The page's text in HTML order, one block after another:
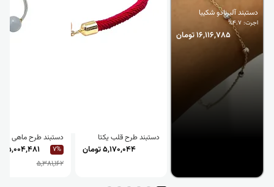
دستبند آلبرنادو شکیبا
اجرت: 4.7%
16,116,785 تومان
دستبند طرح قلب یکتا
5,170,044 تومان
دستبند طرح ماهی
7% 5,004,481 تومان
5,381,162